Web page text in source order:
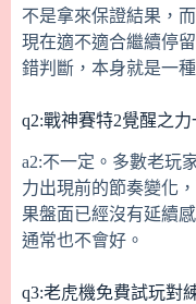
不是拿來保證結果，
現在適不適合繼續停
錯判斷，本身就是一種
q2:戰神賽特2覺醒之
a2:不一定。多數老玩
力出現前的節奏變化
果盤面已經沒有延續
通常也不會好。
q3:老虎機免費試玩對